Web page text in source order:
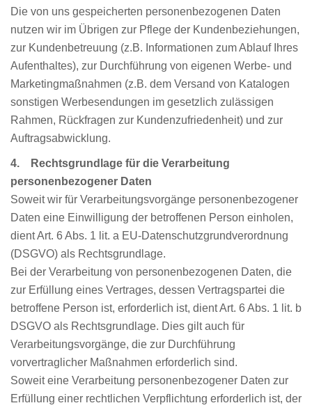
Die von uns gespeicherten personenbezogenen Daten
nutzen wir im Übrigen zur Pflege der Kundenbeziehungen,
zur Kundenbetreuung (z.B. Informationen zum Ablauf Ihres
Aufenthaltes), zur Durchführung von eigenen Werbe- und
Marketingmaßnahmen (z.B. dem Versand von Katalogen
sonstigen Werbesendungen im gesetzlich zulässigen
Rahmen, Rückfragen zur Kundenzufriedenheit) und zur
Auftragsabwicklung.
4. Rechtsgrundlage für die Verarbeitung
personenbezogener Daten
Soweit wir für Verarbeitungsvorgänge personenbezogener
Daten eine Einwilligung der betroffenen Person einholen,
dient Art. 6 Abs. 1 lit. a EU-Datenschutzgrundverordnung
(DSGVO) als Rechtsgrundlage.
Bei der Verarbeitung von personenbezogenen Daten, die
zur Erfüllung eines Vertrages, dessen Vertragspartei die
betroffene Person ist, erforderlich ist, dient Art. 6 Abs. 1 lit. b
DSGVO als Rechtsgrundlage. Dies gilt auch für
Verarbeitungsvorgänge, die zur Durchführung
vorvertraglicher Maßnahmen erforderlich sind.
Soweit eine Verarbeitung personenbezogener Daten zur
Erfüllung einer rechtlichen Verpflichtung erforderlich ist, der